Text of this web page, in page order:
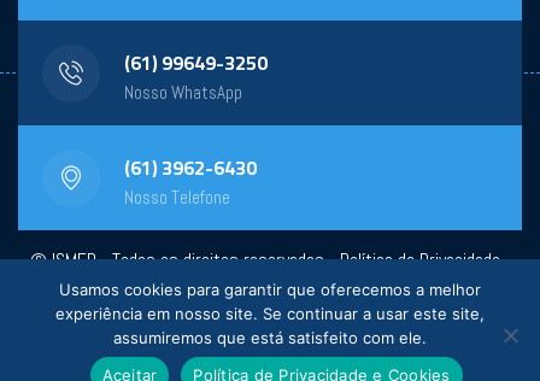
(61) 99649-3250
Nosso WhatsApp
(61) 3962-6430
Nosso Telefone
© ISMEP - Todos os direitos reservados -Política de Privacidade-
Powered by:General Design
Usamos cookies para garantir que oferecemos a melhor
experiência em nosso site. Se continuar a usar este site,
assumiremos que está satisfeito com ele.
Aceitar
Política de Privacidade e Cookies